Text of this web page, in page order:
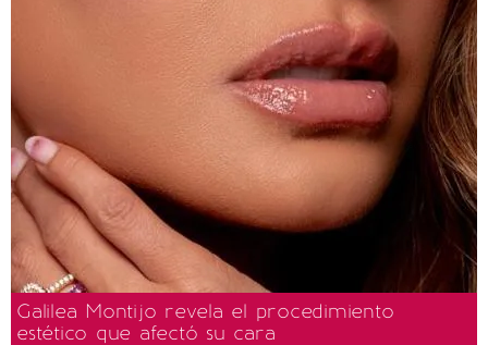
Galilea Montijo revela el procedimiento
estético que afectó su cara